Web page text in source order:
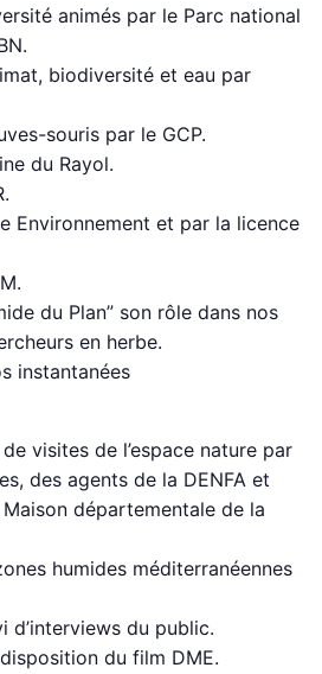
animés par le Parc national
biodiversité et eau par
souris par le GCP.
du Rayol.
Environnement et par la licence
du Plan” son rôle dans nos
en herbe.
instantanées
visites de l’espace nature par
des agents de la DENFA et
départementale de la
humides méditerranéennes
d’interviews du public.
du film DME.